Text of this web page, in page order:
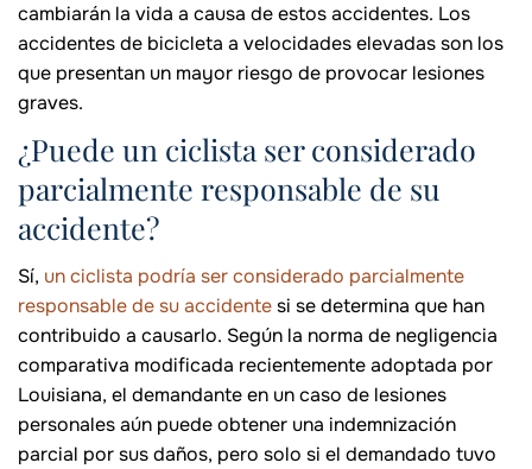
cambiarán la vida a causa de estos accidentes. Los
accidentes de bicicleta a velocidades elevadas son los
que presentan un mayor riesgo de provocar lesiones
graves.
¿Puede un ciclista ser considerado
parcialmente responsable de su
accidente?
Sí, un ciclista podría ser considerado parcialmente
responsable de su accidentesi se determina que han
contribuido a causarlo. Según la norma de negligencia
comparativa modificada recientemente adoptada por
Louisiana, el demandante en un caso de lesiones
personales aún puede obtener una indemnización
parcial por sus daños, pero solo si el demandado tuvo